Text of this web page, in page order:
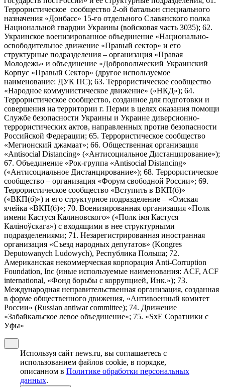
Террористическое сообщество 2-ой батальон специального
назначения «Донбасс» 15-го отдельного Славянского полка
Национальной гвардии Украины (войсковая часть 3035); 62.
Украинское военизированное объединение «Национально-
освободительное движение «Правый сектор» и его
структурные подразделения – организация «Правая
Молодежь» и объединение «Добровольческий Украинский
Корпус «Правый Сектор» (другое используемое
наименование: ДУК ПС); 63. Террористическое сообщество
«Народное коммунистическое движение» («НКД»); 64.
Террористическое сообщество, созданное для подготовки и
совершения на территории г. Перми в целях оказания помощи
Службе безопасности Украины и Украине диверсионно-
террористических актов, направленных против безопасности
Российской Федерации; 65. Террористическое сообщество
«Мегионский джамаат»; 66. Общественная организация
«Antisocial Distancing» («Антисоциальное Дистанцирование»);
67. Объединение «Рок-группа «Antisocial Distancing»
(«Антисоциальное Дистанцирование»); 68. Террористическое
сообщество – организация «Форум свободной России»; 69.
Террористическое сообщество «Вступить в ВКП(б)»
(«ВКП(б)») и его структурное подразделение – «Омская
ячейка «ВКП(б)»; 70. Военизированная организация «Полк
имени Кастуся Калиновского» («Полк iмя Кастуся
Калiноўскага») с входящими в нее структурными
подразделениями; 71. Незарегистрированная иностранная
организация «Съезд народных депутатов» (Kongres
Deputowanych Ludowych), Республика Польша; 72.
Американская некоммерческая корпорация Anti-Corruption
Foundation, Inc (иные используемые наименования: ACF, ACF
international, «Фонд борьбы с коррупцией, Инк.»); 73.
Международная неправительственная организация, созданная
в форме общественного движения, «Антивоенный комитет
России» (Russian antiwar committee); 74. Движение
«Забайкальское левое объединение»; 75. «SxE Соратники с
Уфы»
Используя сайт news.ru, вы соглашаетесь с
использованием файлов cookie, в порядке,
описанном в Политике обработки персональных
данных.